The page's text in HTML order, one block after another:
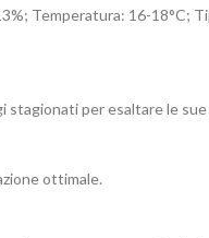
Temperatura: 16-
stagionati per esaltare le
ottimale.